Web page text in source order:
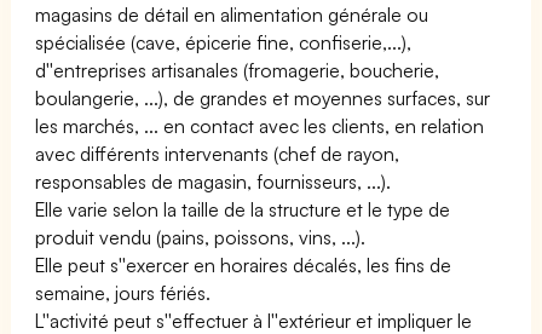
magasins de détail en alimentation générale ou
spécialisée (cave, épicerie fine, confiserie,...),
d''entreprises artisanales (fromagerie, boucherie,
boulangerie, ...), de grandes et moyennes surfaces, sur
les marchés, ... en contact avec les clients, en relation
avec différents intervenants (chef de rayon,
responsables de magasin, fournisseurs, ...).
Elle varie selon la taille de la structure et le type de
produit vendu (pains, poissons, vins, ...).
Elle peut s''exercer en horaires décalés, les fins de
semaine, jours fériés.
L''activité peut s''effectuer à l''extérieur et impliquer le